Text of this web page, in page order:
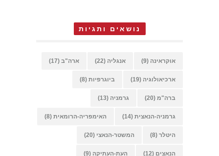
נושאים ותגיות
אוקראינה (9) אנגליה (22) ארה"ב (17)
ארכיאולוגיה (19) ביוגרפיות (8)
ברה"מ (20) גרמניה (13)
גרמניה-הנאצית (14) האימפריה-הרומאית (8)
היטלר (8) המשטר-הנאצי (20)
הנאצים (12) העת-העתיקה (9)